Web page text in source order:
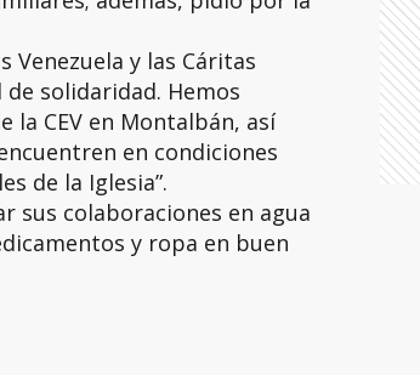
Venezuela y las Cáritas
solidaridad. Hemos
la CEV en Montalbán, así
en condiciones
de la Iglesia”.
sus colaboraciones en agua
y ropa en buen